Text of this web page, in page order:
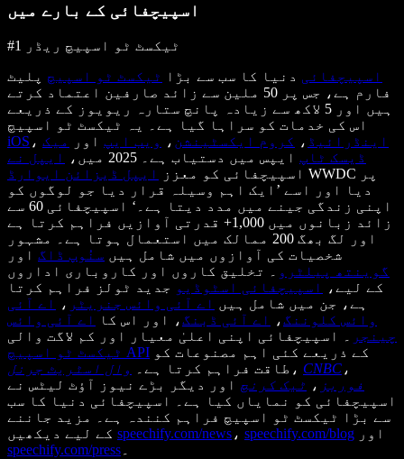
اسپیچفائی کے بارے میں
#1 ٹیکسٹ ٹو اسپیچ ریڈر
اسپیچفائی دنیا کا سب سے بڑا ٹیکسٹ ٹو اسپیچ پلیٹ
فارم ہے، جس پر 50 ملین سے زائد صارفین اعتماد کرتے
ہیں اور 5 لاکھ سے زیادہ پانچ ستارہ ریویوز کے ذریعے
اس کی خدمات کو سراہا گیا ہے۔ یہ ٹیکسٹ ٹو اسپیچ
iOS ، اینڈرائیڈ ، کروم ایکسٹینشن ، ویب ایپ اور
میک
ڈیسک ٹاپ ایپس میں دستیاب ہے۔ 2025 میں،
ایپل نے
اسپیچفائی کو معزز
ایپل ڈیزائن ایوارڈ
WWDC پر
دیا اور اسے ’ایک اہم وسیلہ قرار دیا جو لوگوں کو
اپنی زندگی جینے میں مدد دیتا ہے۔‘ اسپیچفائی 60 سے
زائد زبانوں میں 1,000+ قدرتی آوازیں فراہم کرتا ہے
اور لگ بھگ 200 ممالک میں استعمال ہوتا ہے۔ مشہور
شخصیات کی آوازوں میں شامل ہیں سنُوپ ڈاگ اور
گوینتھ پیلٹرو
۔ تخلیق کاروں اور کاروباری اداروں
کے لیے،
اسپیچفائی اسٹوڈیو جدید ٹولز فراہم کرتا
ہے، جن میں شامل ہیں اے آئی وائس جنریٹر ،
اے آئی
وائس کلوننگ، اے آئی ڈبنگ، اور اس کا
اے آئی وائس
چینجر
۔ اسپیچفائی اپنی اعلیٰ معیار اور کم لاگت والی
ٹیکسٹ ٹو اسپیچ API
طاقت فراہم کرتا ہے۔
وال اسٹریٹ جرنل ، CNBC ،
فوربز ، ٹیک کرنچ اور دیگر بڑے نیوز آؤٹ لیٹس نے
اسپیچفائی کو نمایاں کیا ہے۔ اسپیچفائی دنیا کا سب
سے بڑا ٹیکسٹ ٹو اسپیچ فراہم کنندہ ہے۔ مزید جاننے
speechify.com/news ، speechify.com/blog اور
speechify.com/press